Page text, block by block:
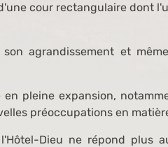
cour rectangulaire dont
agrandissement et
pleine expansion,
préoccupations en
Dieu ne répond plus